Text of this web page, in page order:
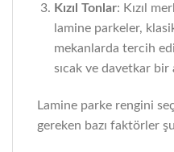
Kızıl Tonlar: Kızıl
lamine parkeler,
mekanlarda tercih
sıcak ve davetkar
Lamine parke rengini
gereken bazı faktörler